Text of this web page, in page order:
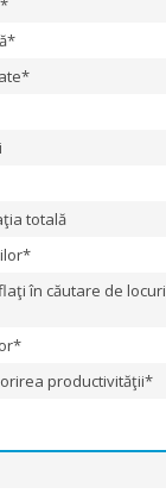
totală
în căutare de locuri
productivităţii*